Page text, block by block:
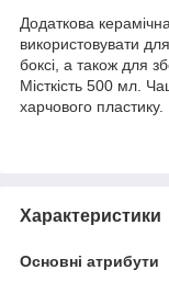
Додаткова
використовувати
боксі, а також для
Місткість 500 мл.
харчового
Характеристики
Основні атрибути